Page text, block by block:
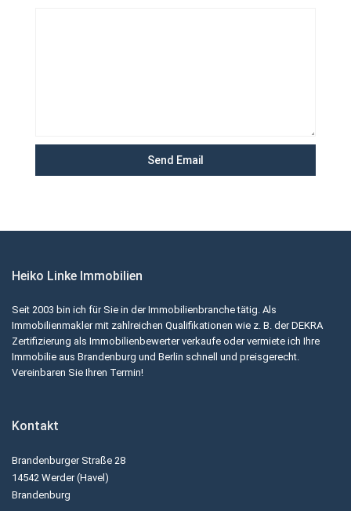
Heiko Linke Immobilien
Seit 2003 bin ich für Sie in der Immobilienbranche tätig. Als
Immobilienmakler mit zahlreichen Qualifikationen wie z. B. der DEKRA
Zertifizierung als Immobilienbewerter verkaufe oder vermiete ich Ihre
Immobilie aus Brandenburg und Berlin schnell und preisgerecht.
Vereinbaren Sie Ihren Termin!
Kontakt
Brandenburger Straße 28
14542 Werder (Havel)
Brandenburg